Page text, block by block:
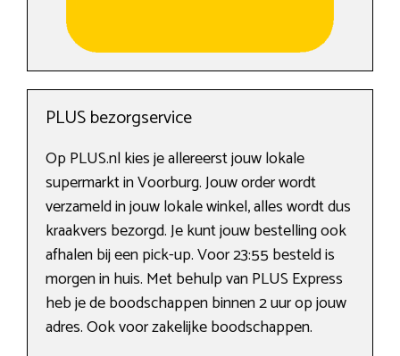
PLUS bezorgservice
Op PLUS.nl kies je allereerst jouw lokale
supermarkt in Voorburg. Jouw order wordt
verzameld in jouw lokale winkel, alles wordt dus
kraakvers bezorgd. Je kunt jouw bestelling ook
afhalen bij een pick-up. Voor 23:55 besteld is
morgen in huis. Met behulp van PLUS Express
heb je de boodschappen binnen 2 uur op jouw
adres. Ook voor zakelijke boodschappen.